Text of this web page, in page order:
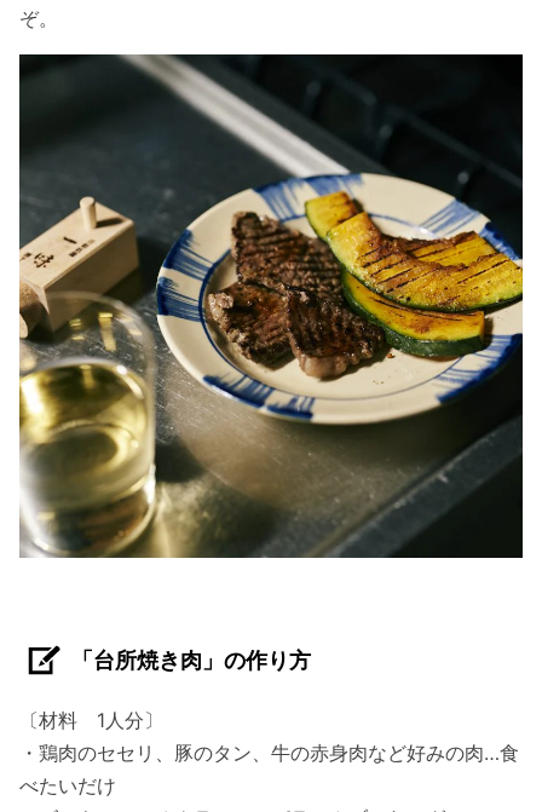
ぞ。
「台所焼き肉」の作り方
〔材料 1人分〕
・鶏肉のセセリ、豚のタン、牛の赤身肉など好みの肉…食
べたいだけ